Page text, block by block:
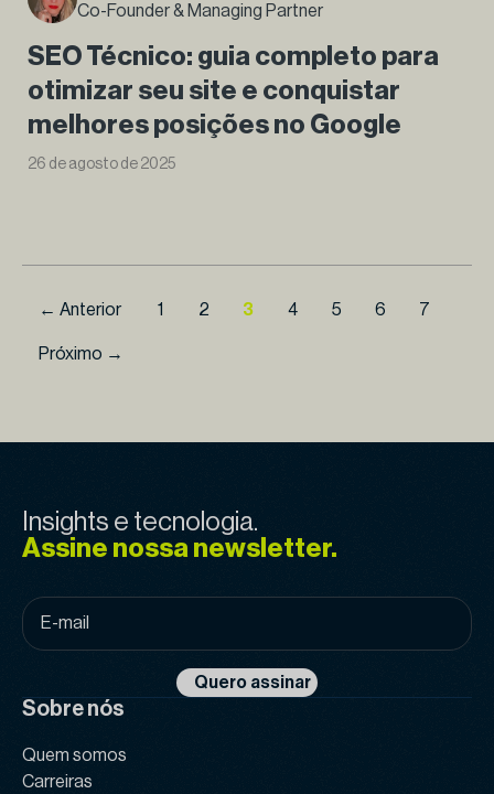
Co-Founder & Managing Partner
SEO Técnico: guia completo para
otimizar seu site e conquistar
melhores posições no Google
26 de agosto de 2025
← Anterior 1 2 3 4 5 6 7
Próximo →
Insights e tecnologia.
Assine nossa newsletter.
E-
mail
*
Quero assinar
Sobre nós
Quem somos
Carreiras